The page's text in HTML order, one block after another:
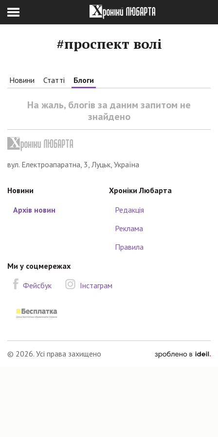
#проспект волі
Новини Статті Блоги
На жаль, блогів за даним запитом не
знайдено
вул. Електроапаратна, 3, Луцьк, Україна
Новини
Архів новин
Хроніки Любарта
Редакція
Реклама
Правила
Ми у соцмережах
Фейсбук
Інстаграм
© 2026. Усі права захищено
зроблено